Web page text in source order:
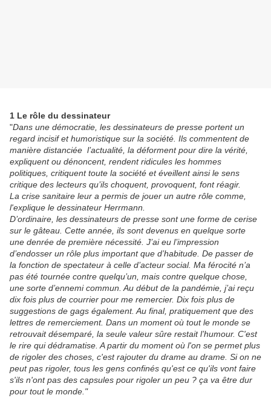
1 Le rôle du dessinateur
"Dans une démocratie, les dessinateurs de presse portent un
regard incisif et humoristique sur la société. Ils commentent de
manière distanciée l’actualité, la déforment pour dire la vérité,
expliquent ou dénoncent, rendent ridicules les hommes
politiques, critiquent toute la société et éveillent ainsi le sens
critique des lecteurs qu’ils choquent, provoquent, font réagir.
La crise sanitaire leur a permis de jouer un autre rôle comme,
l'explique le dessinateur Herrmann.
D’ordinaire, les dessinateurs de presse sont une forme de cerise
sur le gâteau. Cette année, ils sont devenus en quelque sorte
une denrée de première nécessité. J’ai eu l’impression
d’endosser un rôle plus important que d’habitude. De passer de
la fonction de spectateur à celle d’acteur social. Ma férocité n’a
pas été tournée contre quelqu’un, mais contre quelque chose,
une sorte d’ennemi commun. Au début de la pandémie, j’ai reçu
dix fois plus de courrier pour me remercier. Dix fois plus de
suggestions de gags également. Au final, pratiquement que des
lettres de remerciement. Dans un moment où tout le monde se
retrouvait désemparé, la seule valeur sûre restait l’humour. C'est
le rire qui dédramatise. A partir du moment où l'on se permet plus
de rigoler des choses, c'est rajouter du drame au drame. Si on ne
peut pas rigoler, tous les gens confinés qu'est ce qu'ils vont faire
s'ils n'ont pas des capsules pour rigoler un peu ? ça va être dur
pour tout le monde."